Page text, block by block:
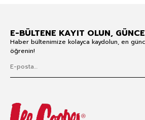
E-BÜLTENE KAYIT OLUN,
Haber bültenimize kolayca kaydolun, en
öğrenin!